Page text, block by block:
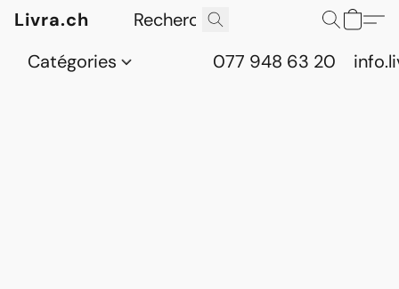
Livra.ch
Catégories
077 948 63 20